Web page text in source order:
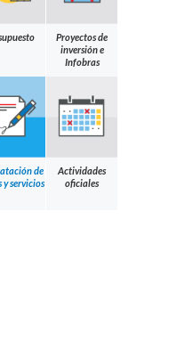
Proyectos de
inversión e
Infobras
de
y servicios
Actividades
oficiales